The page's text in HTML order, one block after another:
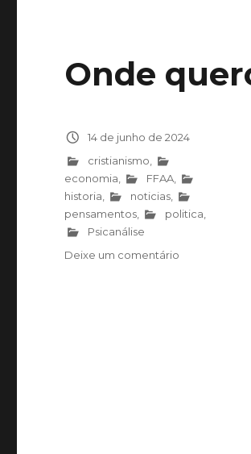
Onde
Publicado
em
14 de junho de 2024
Categorias
cristianismo
economia
FFAA
historia
noticias
pensamentos
politica
Psicanálise
Deixe um comentário